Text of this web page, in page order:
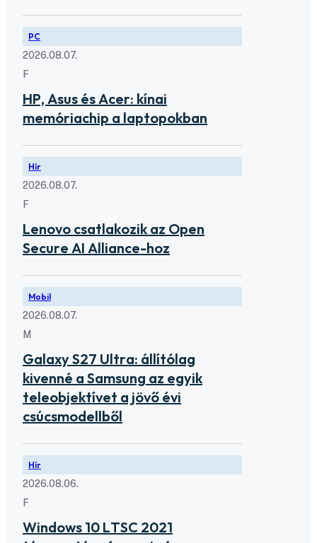
PC
2026.08.07.
F
HP, Asus és Acer: kínai
memóriachip a laptopokban
Hír
2026.08.07.
F
Lenovo csatlakozik az Open
Secure AI Alliance-hoz
Mobil
2026.08.07.
M
Galaxy S27 Ultra: állítólag
kivenné a Samsung az egyik
teleobjektívet a jövő évi
csúcsmodellből
Hír
2026.08.06.
F
Windows 10 LTSC 2021